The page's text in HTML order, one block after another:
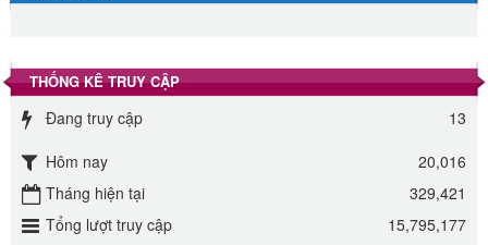
Đường phèn Long An bao 10kg
Đường mía thiên nhiên Biên Hòa gói 1kg
THỐNG KÊ TRUY CẬP
Đang truy cập
13
Hôm nay
20,016
Tháng hiện tại
329,421
Tổng lượt truy cập
15,795,177